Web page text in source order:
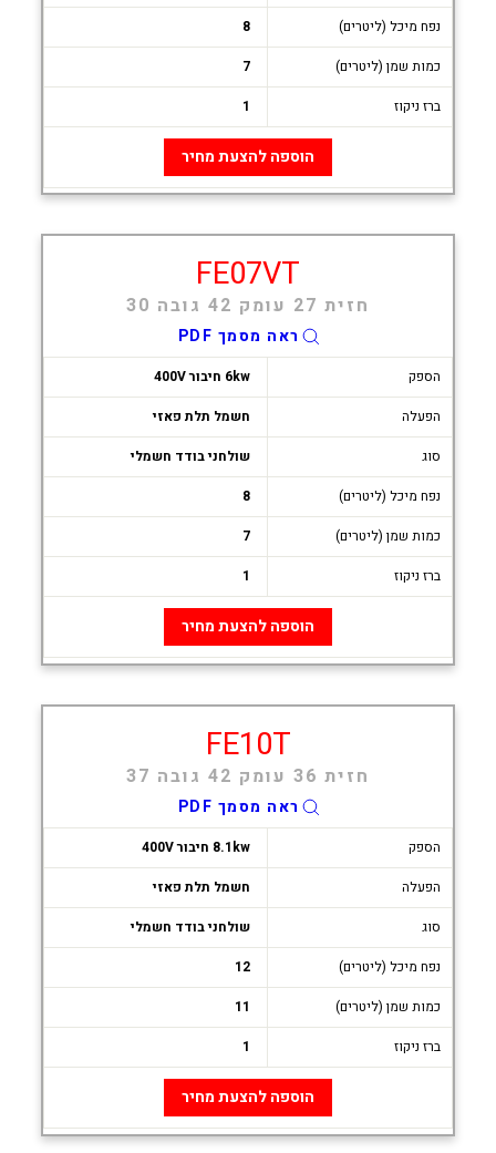
נפח מיכל (ליטרים)
8
כמות שמן (ליטרים)
7
ברז ניקוז
1
הוספה להצעת מחיר
FE07VT
חזית 27 עומק 42 גובה 30
ראה מסמך PDF
הספק
6kw חיבור 400V
הפעלה
חשמל תלת פאזי
סוג
שולחני בודד חשמלי
נפח מיכל (ליטרים)
8
כמות שמן (ליטרים)
7
ברז ניקוז
1
הוספה להצעת מחיר
FE10T
חזית 36 עומק 42 גובה 37
ראה מסמך PDF
הספק
8.1kw חיבור 400V
הפעלה
חשמל תלת פאזי
סוג
שולחני בודד חשמלי
נפח מיכל (ליטרים)
12
כמות שמן (ליטרים)
11
ברז ניקוז
1
הוספה להצעת מחיר